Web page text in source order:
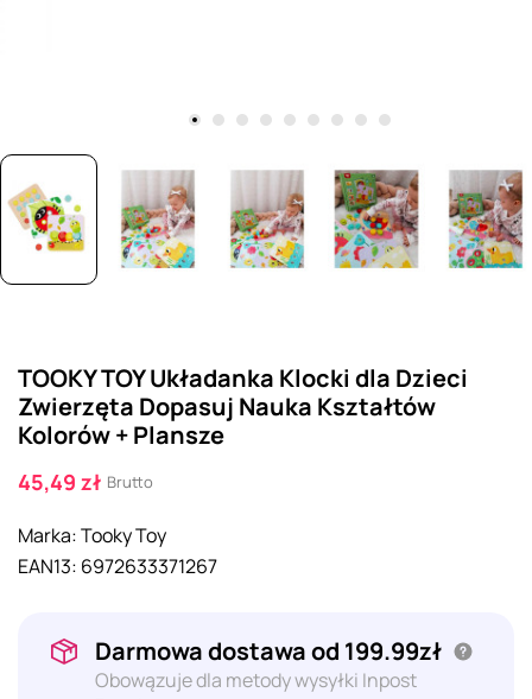
TOOKY TOY Układanka Klocki dla Dzieci
Zwierzęta Dopasuj Nauka Kształtów
Kolorów + Plansze
45,49 zł Brutto
Marka:Tooky Toy
EAN13: 6972633371267
Darmowa dostawa od 199.99zł
Obowązuje dla metody wysyłki Inpost